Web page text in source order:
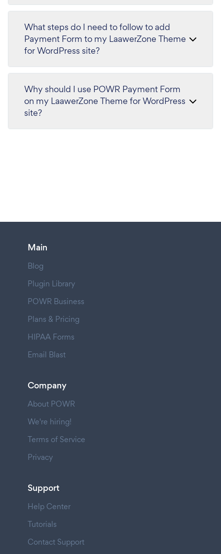
What steps do I need to follow to add
Payment Form to my LaawerZone Theme
for WordPress site?
Why should I use POWR Payment Form
on my LaawerZone Theme for WordPress
site?
Main
Blog
Plugin Library
POWR Business
Plans & Pricing
HIPAA Forms
Email Blast
Company
About POWR
We're hiring!
Terms of Service
Privacy
Support
Help Center
Tutorials
Contact Support